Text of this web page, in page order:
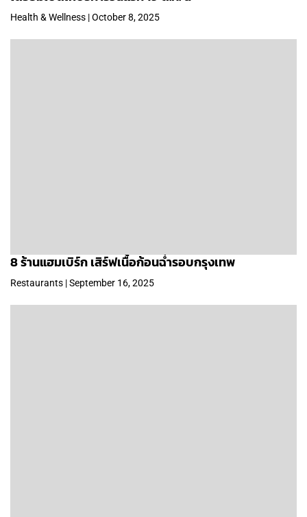
Health & Wellness | October 8, 2025
8 ร้านแฮมเบิร์ก เสิร์ฟเนื้อก้อนฉ่ำรอบกรุงเทพ
Restaurants | September 16, 2025